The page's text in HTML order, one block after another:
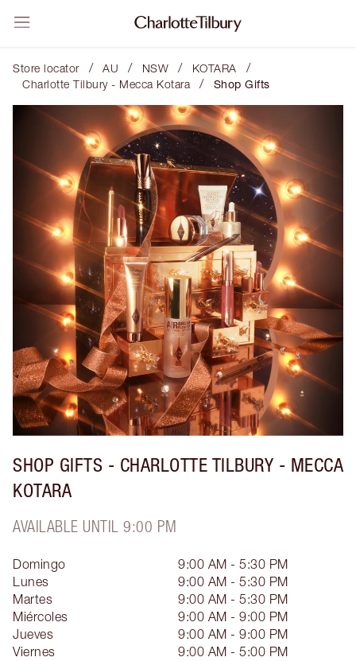
Store locator / AU / NSW / KOTARA /
Charlotte Tilbury - Mecca Kotara / Shop Gifts
SHOP GIFTS - CHARLOTTE TILBURY - MECCA
KOTARA
AVAILABLE UNTIL 9:00 PM
Domingo
9:00 AM - 5:30 PM
Lunes
9:00 AM - 5:30 PM
Martes
9:00 AM - 5:30 PM
Miércoles
9:00 AM - 9:00 PM
Jueves
9:00 AM - 9:00 PM
Viernes
9:00 AM - 5:00 PM